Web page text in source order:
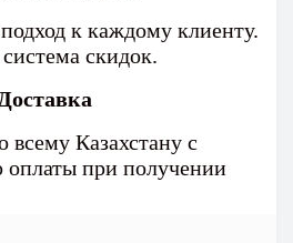
к каждому клиенту.
скидок.
Доставка
всему Казахстану с
при получении